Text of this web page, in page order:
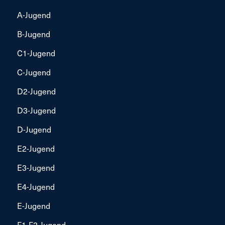
A-Jugend
B-Jugend
C1-Jugend
C-Jugend
D2-Jugend
D3-Jugend
D-Jugend
E2-Jugend
E3-Jugend
E4-Jugend
E-Jugend